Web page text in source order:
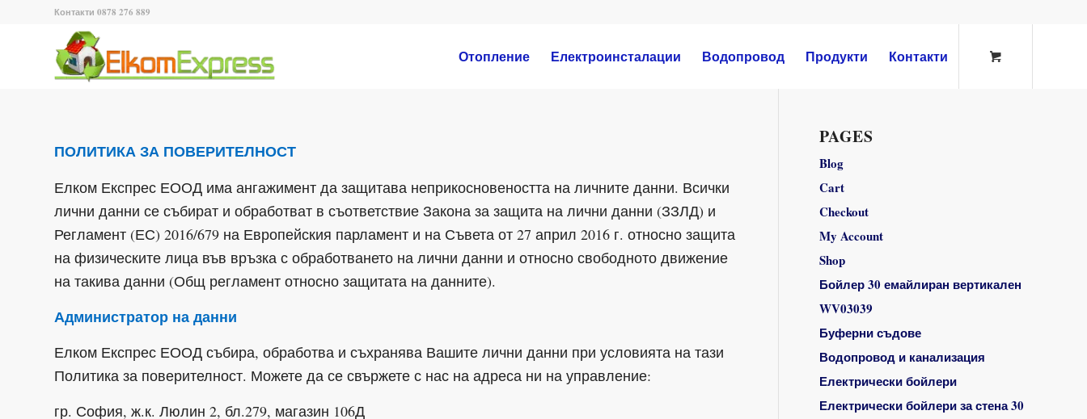
Контакти 0878 276 889
Отопление Електроинсталации Водопровод Продукти Контакти
ПОЛИТИКА ЗА ПОВЕРИТЕЛНОСТ
Елком Експрес ЕООД има ангажимент да защитава неприкосновеността на личните данни. Всички
лични данни се събират и обработват в съответствие Закона за защита на лични данни (ЗЗЛД) и
Регламент (ЕС) 2016/679 на Европейския парламент и на Съвета от 27 април 2016 г. относно защита
на физическите лица във връзка с обработването на лични данни и относно свободното движение
на такива данни (Общ регламент относно защитата на данните).
Администратор на данни
Елком Експрес ЕООД събира, обработва и съхранява Вашите лични данни при условията на тази
Политика за поверителност. Можете да се свържете с нас на адреса ни на управление:
гр. София, ж.к. Люлин 2, бл.279, магазин 106Д
PAGES
Blog
Cart
Checkout
My Account
Shop
Бойлер 30 емайлиран вертикален
WV03039
Буферни съдове
Водопровод и канализация
Електрически бойлери
Електрически бойлери за стена 30